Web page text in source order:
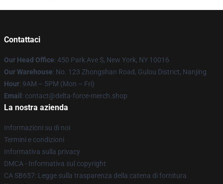
Contattaci
Our Head Office: 450 Park Ave S, New York, NY 10016
Our Warehouse: No. 123 Zhongshan Road, Gulou District, Nanjing
Hour: 9AM – 5PM (Mon – Fri)
Email : contact@delta-force-merch.shop
La nostra azienda
Informazioni su di noi
Termini e condizioni
Informativa sulla privacy
DMCA - Informativa sul copyright
CA SB657: Legge sulla trasparenza della catena di fornitura